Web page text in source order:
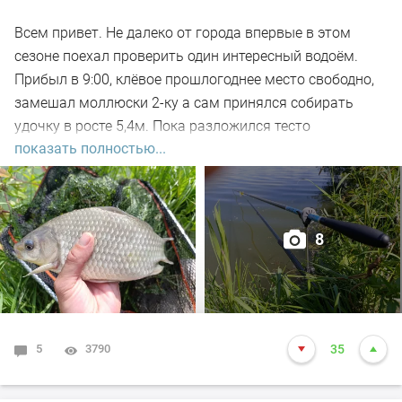
Всем привет. Не далеко от города впервые в этом
сезоне поехал проверить один интересный водоём.
Прибыл в 9:00, клёвое прошлогоднее место свободно,
замешал моллюски 2-ку а сам принялся собирать
удочку в росте 5,4м. Пока разложился тесто
настоялось, 5-ть закормочных забросов и в бой.
Заброс за забросом, рыба кормится, видно по
характерным пузырям на воде а поклёвок нет. Минут
через 30-ть на очередном забросе подъём поплавка,
подсекаю, есть. Удочка в дугу, с глубины в 2-а метра не
сразу поднял на поверхность, достойный боец,
сопротивлялся до последнего но я его взял. Красавец
карась открыл счёт, на вскидку 500гр. Заброс за
забросом, тишина, поднялся ветер, пошла волна.
Поклёвки редкие но меткие, видно слом погоды внёс
свои коррективы в активности рыбы. Максимум
показать полностью...
8
5 3790 35